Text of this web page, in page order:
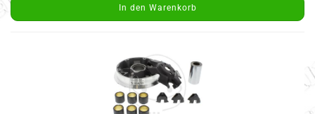
In den Warenkorb